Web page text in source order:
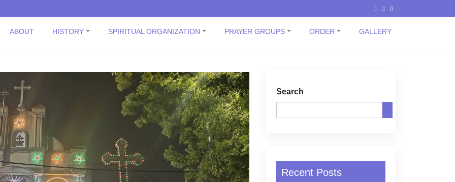
ABOUT HISTORY SPIRITUAL ORGANIZATION PRAYER GROUPS ORDER GALLERY
Search
Recent Posts